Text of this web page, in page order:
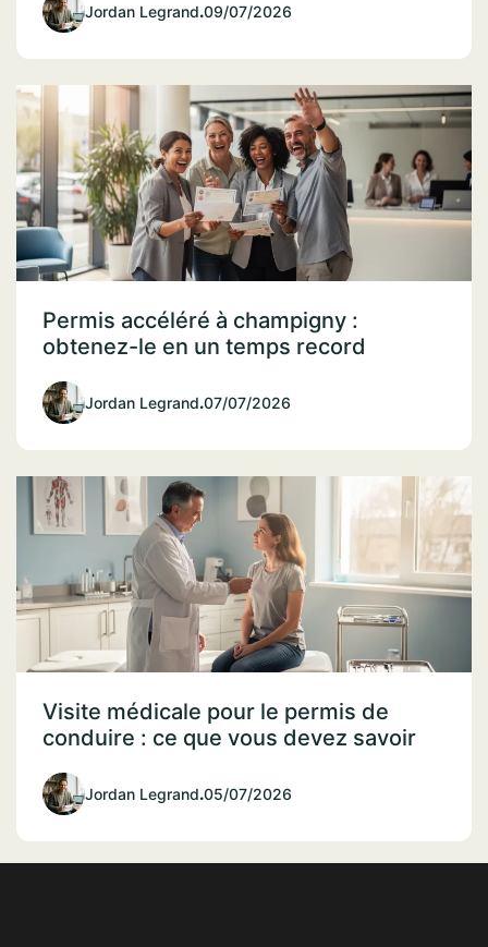
Jordan Legrand.09/07/2026
Permis accéléré à champigny :
obtenez-le en un temps record
Jordan Legrand.07/07/2026
Visite médicale pour le permis de
conduire : ce que vous devez savoir
Jordan Legrand.05/07/2026